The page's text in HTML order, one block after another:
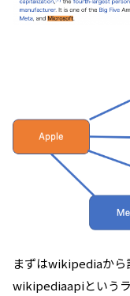
まずはwikipediaから
wikipediaapiという